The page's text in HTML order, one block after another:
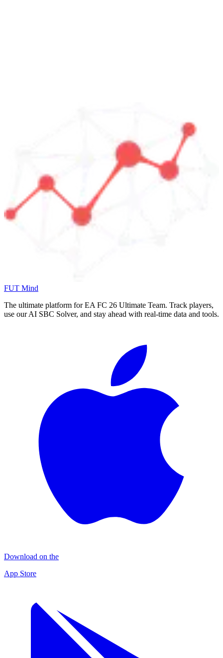
FUT Mind
The ultimate platform for EA FC 26 Ultimate Team. Track players,
use our AI SBC Solver, and stay ahead with real-time data and tools.
Download on the
App Store